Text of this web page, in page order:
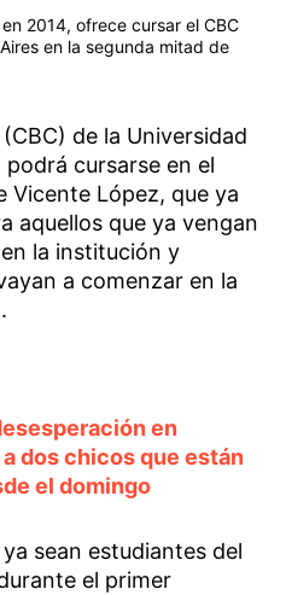
2014, ofrece cursar el CBC
en la segunda mitad de
de la Universidad
podrá cursarse en el
Vicente López, que ya
aquellos que ya vengan
la institución y
a comenzar en la
en
dos chicos que están
el domingo
sean estudiantes del
el primer